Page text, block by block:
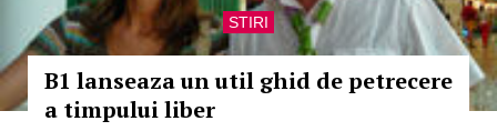
STIRI
B1 lanseaza un util ghid de petrecere
a timpului liber